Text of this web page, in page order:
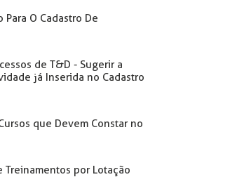
Para O Cadastro De
de T&D - Sugerir a
já Inserida no Cadastro
que Devem Constar no
Treinamentos por Lotação